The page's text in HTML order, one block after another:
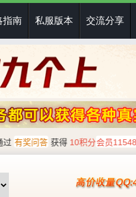
指南 私服版本 交流分享